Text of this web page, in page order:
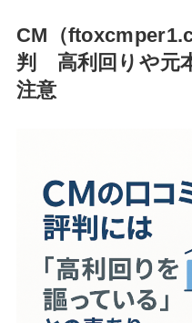
CM（
判 高利回りや元
注意